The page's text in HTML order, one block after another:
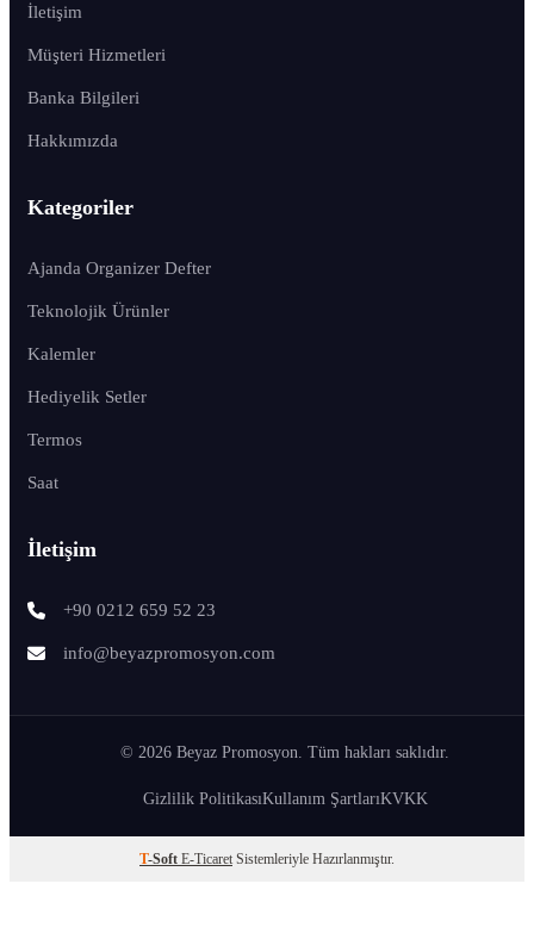
İletişim
Müşteri Hizmetleri
Banka Bilgileri
Hakkımızda
Kategoriler
Ajanda Organizer Defter
Teknolojik Ürünler
Kalemler
Hediyelik Setler
Termos
Saat
İletişim
+90 0212 659 52 23
info@beyazpromosyon.com
© 2026 Beyaz Promosyon. Tüm hakları saklıdır.
Gizlilik PolitikasıKullanım ŞartlarıKVKK
T-Soft E-Ticaret Sistemleriyle Hazırlanmıştır.